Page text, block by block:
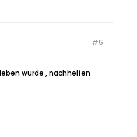
#5
wurde , nachhelfen